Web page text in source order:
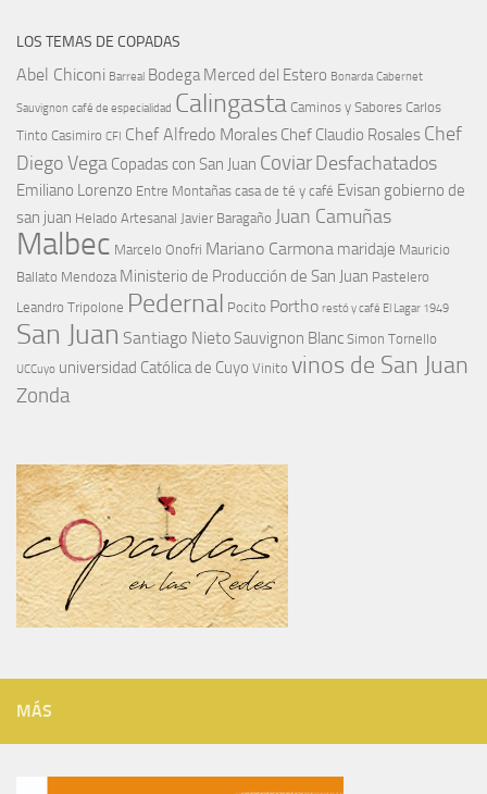
LOS TEMAS DE COPADAS
Abel Chiconi Barreal Bodega Merced del Estero Bonarda Cabernet
Sauvignon café de especialidad Calingasta Caminos y Sabores Carlos
Tinto Casimiro CFI Chef Alfredo Morales Chef Claudio Rosales Chef
Diego Vega Copadas con San Juan CoviarDesfachatados
Emiliano Lorenzo Entre Montañas casa de té y café Evisan gobierno de
san juan Helado Artesanal Javier Baragaño Juan Camuñas
Malbec Marcelo Onofri Mariano Carmona maridaje Mauricio
Ballato Mendoza Ministerio de Producción de San Juan Pastelero
Leandro Tripolone Pedernal Pocito Portho restó y café El Lagar 1949
San Juan Santiago Nieto Sauvignon Blanc Simon Tornello
UCCuyo universidad Católica de Cuyo Vinito vinos de San Juan
Zonda
MÁS